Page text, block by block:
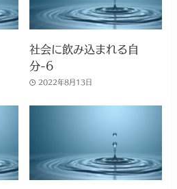
社会に飲み込まれる自
分-6
2022年8月13日